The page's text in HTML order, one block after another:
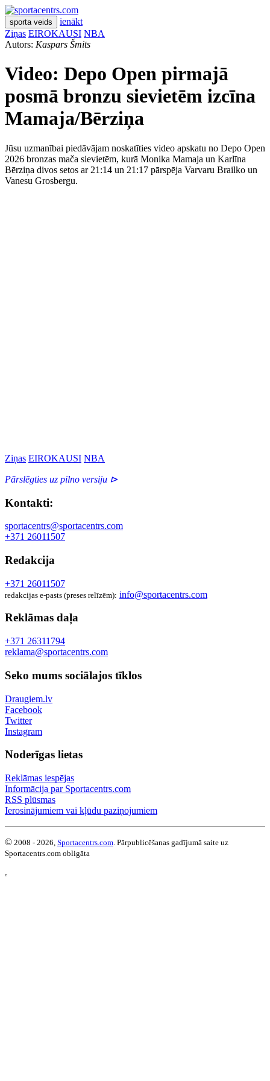
sporta veids
ienākt
Ziņas EIROKAUSI NBA
Autors: Kaspars Šmits
Video: Depo Open pirmajā
posmā bronzu sievietēm izcīna
Mamaja/Bērziņa
Jūsu uzmanībai piedāvājam noskatīties video apskatu no Depo Open
2026 bronzas mača sievietēm, kurā Monika Mamaja un Karlīna
Bērziņa divos setos ar 21:14 un 21:17 pārspēja Varvaru Brailko un
Vanesu Grosbergu.
Ziņas EIROKAUSI NBA
Pārslēgties uz pilno versiju ⊳
Kontakti:
sportacentrs@sportacentrs.com
+371 26011507
Redakcija
+371 26011507
redakcijas e-pasts (preses relīzēm): info@sportacentrs.com
Reklāmas daļa
+371 26311794
reklama@sportacentrs.com
Seko mums sociālajos tīklos
Draugiem.lv
Facebook
Twitter
Instagram
Noderīgas lietas
Reklāmas iespējas
Informācija par Sportacentrs.com
RSS plūsmas
Ierosinājumiem vai kļūdu paziņojumiem
© 2008 - 2026, Sportacentrs.com. Pārpublicēšanas gadījumā saite uz
Sportacentrs.com obligāta